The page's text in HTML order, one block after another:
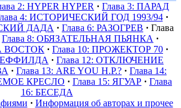
2: HYPER HYPER · Глава 3: ПАРАД
4: ИСТОРИЧЕСКИЙ ГОД 1993/94·
ДАДА · Глава 6: РАЗОГРЕВ · Глава
Глава 8: ОБЯЗАТЕЛЬНАЯ ПЬЯНКА ·
ВОСТОК · Глава 10: ПРОЖЕКТОР 70 ·
· Глава 12: ОТКЛЮЧЕНИЕ
· Глава 13: ARE YOU H.P.? · Глава 14:
КРЕСЛО · Глава 15: ЯГУАР · Глава
16: БЕСЕДА
· Информация об авторах и прочее